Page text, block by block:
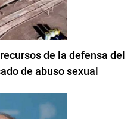
de la defensa del
de abuso sexual